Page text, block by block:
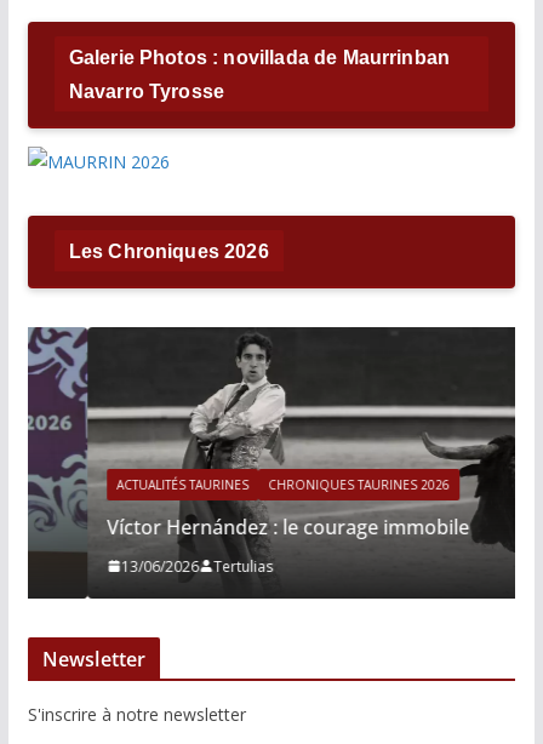
Galerie Photos : novillada de Maurrinban
Navarro Tyrosse
Les Chroniques 2026
ACTUALITÉS TAURINES CHRONIQUES TAURINES 2026
Víctor Hernández : le courage immobile
13/06/2026 Tertulias
Newsletter
S'inscrire à notre newsletter